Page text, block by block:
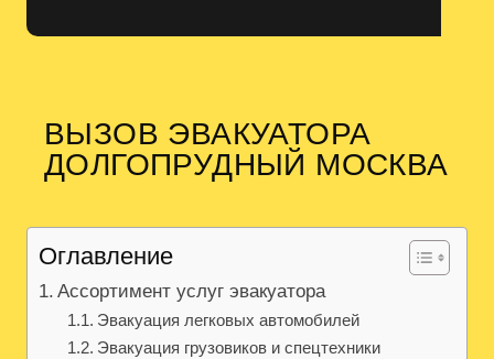
ВЫЗОВ ЭВАКУАТОРА
ДОЛГОПРУДНЫЙ МОСКВА
Оглавление
Ассортимент услуг эвакуатора
Эвакуация легковых автомобилей
Эвакуация грузовиков и спецтехники